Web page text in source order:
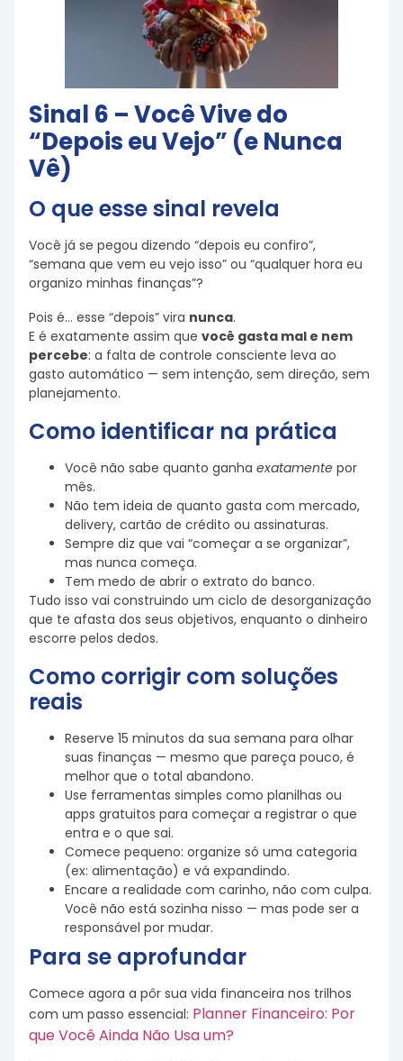
Sinal 6 – Você Vive do
“Depois eu Vejo” (e Nunca
Vê)
O que esse sinal revela
Você já se pegou dizendo “depois eu confiro”,
“semana que vem eu vejo isso” ou “qualquer hora eu
organizo minhas finanças”?
Pois é… esse “depois” vira nunca.
E é exatamente assim que você gasta mal e nem
percebe: a falta de controle consciente leva ao
gasto automático — sem intenção, sem direção, sem
planejamento.
Como identificar na prática
Você não sabe quanto ganha exatamente por
mês.
Não tem ideia de quanto gasta com mercado,
delivery, cartão de crédito ou assinaturas.
Sempre diz que vai “começar a se organizar”,
mas nunca começa.
Tem medo de abrir o extrato do banco.
Tudo isso vai construindo um ciclo de desorganização
que te afasta dos seus objetivos, enquanto o dinheiro
escorre pelos dedos.
Como corrigir com soluções
reais
Reserve 15 minutos da sua semana para olhar
suas finanças — mesmo que pareça pouco, é
melhor que o total abandono.
Use ferramentas simples como planilhas ou
apps gratuitos para começar a registrar o que
entra e o que sai.
Comece pequeno: organize só uma categoria
(ex: alimentação) e vá expandindo.
Encare a realidade com carinho, não com culpa.
Você não está sozinha nisso — mas pode ser a
responsável por mudar.
Para se aprofundar
Comece agora a pôr sua vida financeira nos trilhos
com um passo essencial: Planner Financeiro: Por
que Você Ainda Não Usa um?